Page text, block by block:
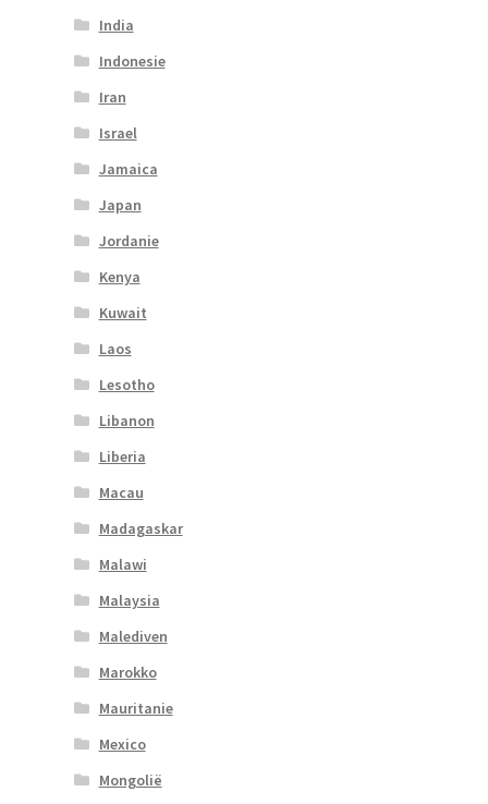
India
Indonesie
Iran
Israel
Jamaica
Japan
Jordanie
Kenya
Kuwait
Laos
Lesotho
Libanon
Liberia
Macau
Madagaskar
Malawi
Malaysia
Malediven
Marokko
Mauritanie
Mexico
Mongolië